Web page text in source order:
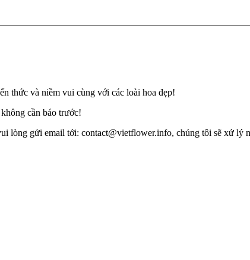
thức và niềm vui cùng với các loài hoa đẹp!
cần báo trước!
lòng gửi email tới: contact@vietflower.info, chúng tôi sẽ xử lý